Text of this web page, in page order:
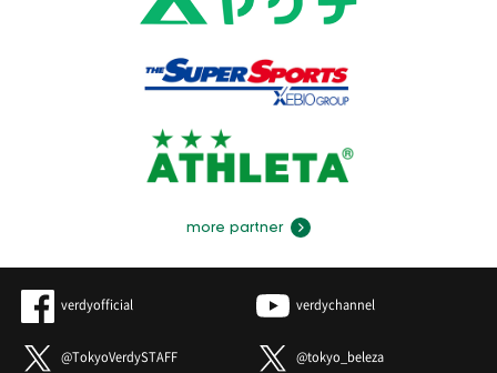
more partner
verdyofficial verdychannel
@TokyoVerdySTAFF @tokyo_beleza